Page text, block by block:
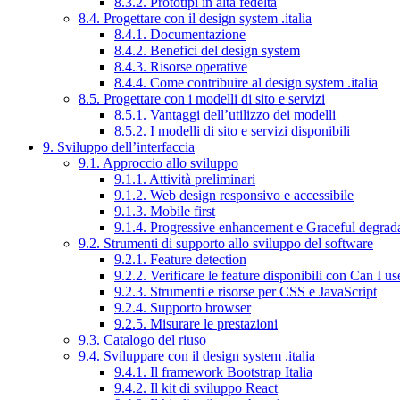
8.4. Progettare con il design system .italia
8.4.1. Documentazione
8.4.2. Benefici del design system
8.4.3. Risorse operative
8.4.4. Come contribuire al design system .italia
8.5. Progettare con i modelli di sito e servizi
8.5.1. Vantaggi dell’utilizzo dei modelli
8.5.2. I modelli di sito e servizi disponibili
9. Sviluppo dell’interfaccia
9.1. Approccio allo sviluppo
9.1.1. Attività preliminari
9.1.2. Web design responsivo e accessibile
9.1.3. Mobile first
9.1.4. Progressive enhancement e Graceful
9.2. Strumenti di supporto allo sviluppo del software
9.2.1. Feature detection
9.2.2. Verificare le feature disponibili con Can I
9.2.3. Strumenti e risorse per CSS e JavaScript
9.2.4. Supporto browser
9.2.5. Misurare le prestazioni
9.3. Catalogo del riuso
9.4. Sviluppare con il design system .italia
9.4.1. Il framework Bootstrap Italia
9.4.2. Il kit di sviluppo React